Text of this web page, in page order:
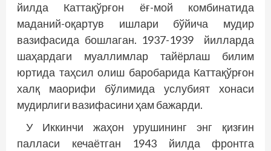
йилда Каттақўрғон ёғ-мой комбинатида
маданий-оқартув ишлари бўйича мудир
вазифасида бошлаган. 1937-1939 йилларда
шаҳардаги муаллимлар тайёрлаш билим
юртида таҳсил олиш баробарида Каттақўрғон
халқ маорифи бўлимида услубият хонаси
мудирлиги вазифасини ҳам бажарди.
У Иккинчи жаҳон урушининг энг қизғин
палласи кечаётган 1943 йилда фронтга